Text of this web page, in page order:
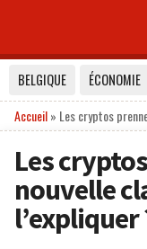
BELGIQUE ÉCONOMIE
Accueil» Les cryptos
Les
nouvelle
l’expliquer